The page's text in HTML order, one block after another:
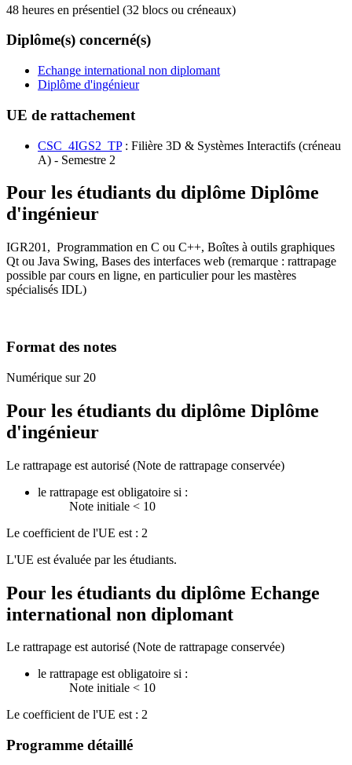
48 heures en présentiel (32 blocs ou créneaux)
Diplôme(s) concerné(s)
Echange international non diplomant
Diplôme d'ingénieur
UE de rattachement
CSC_4IGS2_TP: Filière 3D & Systèmes Interactifs (créneau
A) - Semestre 2
Pour les étudiants du diplôme Diplôme
d'ingénieur
IGR201, Programmation en C ou C++, Boîtes à outils graphiques
Qt ou Java Swing, Bases des interfaces web (remarque : rattrapage
possible par cours en ligne, en particulier pour les mastères
spécialisés IDL)
Format des notes
Numérique sur 20
Pour les étudiants du diplôme Diplôme
d'ingénieur
Le rattrapage est autorisé (Note de rattrapage conservée)
le rattrapage est obligatoire si :
Note initiale < 10
Le coefficient de l'UE est : 2
L'UE est évaluée par les étudiants.
Pour les étudiants du diplôme Echange
international non diplomant
Le rattrapage est autorisé (Note de rattrapage conservée)
le rattrapage est obligatoire si :
Note initiale < 10
Le coefficient de l'UE est : 2
Programme détaillé